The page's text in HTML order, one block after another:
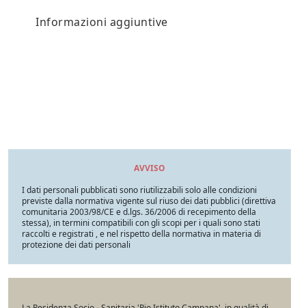
Informazioni aggiuntive
AVVISO
I dati personali pubblicati sono riutilizzabili solo alle condizioni
previste dalla normativa vigente sul riuso dei dati pubblici (direttiva
comunitaria 2003/98/CE e d.lgs. 36/2006 di recepimento della
stessa), in termini compatibili con gli scopi per i quali sono stati
raccolti e registrati , e nel rispetto della normativa in materia di
protezione dei dati personali